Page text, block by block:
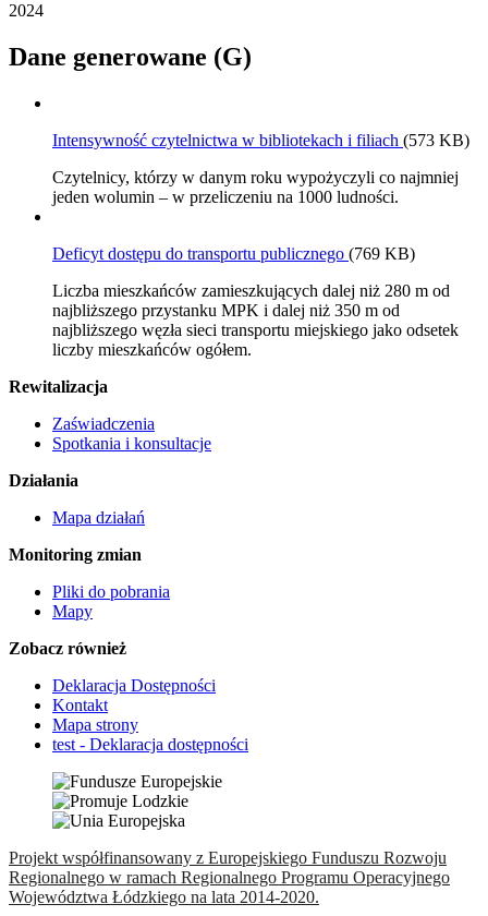
2024
Dane generowane (G)
Intensywność czytelnictwa w bibliotekach i filiach (573 KB)
Czytelnicy, którzy w danym roku wypożyczyli co najmniej
jeden wolumin – w przeliczeniu na 1000 ludności.
Deficyt dostępu do transportu publicznego (769 KB)
Liczba mieszkańców zamieszkujących dalej niż 280 m od
najbliższego przystanku MPK i dalej niż 350 m od
najbliższego węzła sieci transportu miejskiego jako odsetek
liczby mieszkańców ogółem.
Rewitalizacja
Zaświadczenia
Spotkania i konsultacje
Działania
Mapa działań
Monitoring zmian
Pliki do pobrania
Mapy
Zobacz również
Deklaracja Dostępności
Kontakt
Mapa strony
test - Deklaracja dostępności
Projekt współfinansowany z Europejskiego Funduszu Rozwoju
Regionalnego w ramach Regionalnego Programu Operacyjnego
Województwa Łódzkiego na lata 2014-2020.